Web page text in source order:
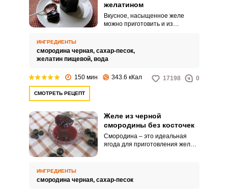
желатином
Вкусное, насыщенное желе
можно приготовить и из
если все запасы варенья и
джема закончились.
ИНГРЕДИЕНТЫ
смородина черная, сахар-песок,
желатин пищевой, вода
150 мин 343.6 кКал 17198 0
СМОТРЕТЬ РЕЦЕПТ
Желе из черной
смородины без косточек
Смородина – это идеальная
ягода для приготовления желе.
нужно. Такое желе получается
очень вкусным, а главное
ИНГРЕДИЕНТЫ
смородина черная, сахар-песок